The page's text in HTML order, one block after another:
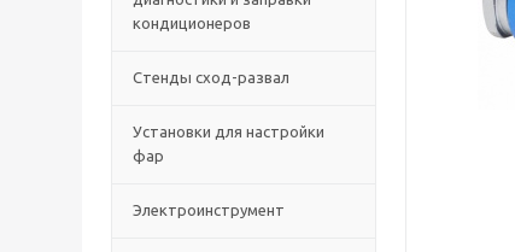
кондиционеров
Стенды сход-развал
Установки для настройки
фар
Электроинструмент